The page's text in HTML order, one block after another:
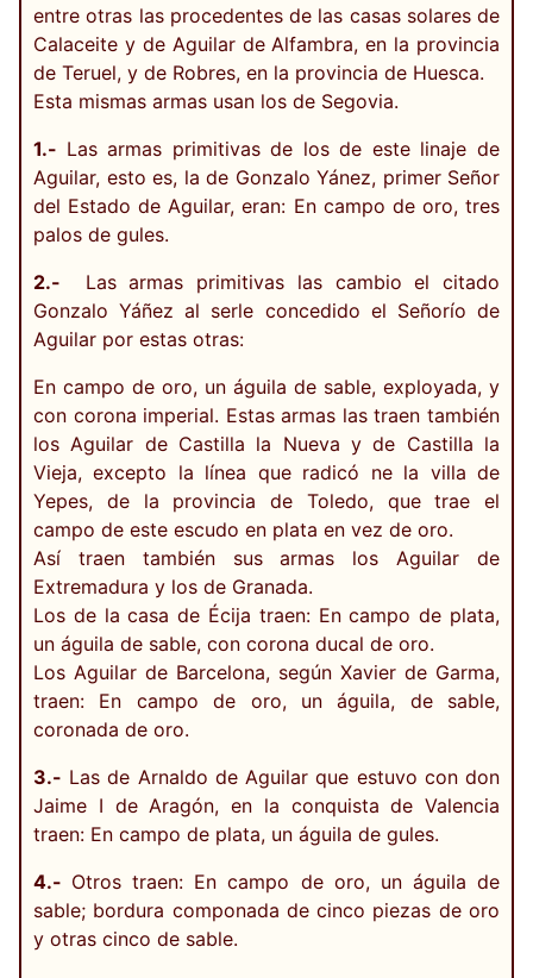
entre otras las procedentes de las casas solares de
Calaceite y de Aguilar de Alfambra, en la provincia
de Teruel, y de Robres, en la provincia de Huesca.
Esta mismas armas usan los de Segovia.
1.- Las armas primitivas de los de este linaje de
Aguilar, esto es, la de Gonzalo Yánez, primer Señor
del Estado de Aguilar, eran: En campo de oro, tres
palos de gules.
2.-
Las armas primitivas las cambio el citado
Gonzalo Yáñez al serle concedido el Señorío de
Aguilar por estas otras:
En campo de oro, un águila de sable, exployada, y
con corona imperial. Estas armas las traen también
los Aguilar de Castilla la Nueva y de Castilla la
Vieja, excepto la línea que radicó ne la villa de
Yepes, de la provincia de Toledo, que trae el
campo de este escudo en plata en vez de oro.
Así traen también sus armas los Aguilar de
Extremadura y los de Granada.
Los de la casa de Écija traen: En campo de plata,
un águila de sable, con corona ducal de oro.
Los Aguilar de Barcelona, según Xavier de Garma,
traen: En campo de oro, un águila, de sable,
coronada de oro.
3.- Las de Arnaldo de Aguilar que estuvo con don
Jaime I de Aragón, en la conquista de Valencia
traen: En campo de plata, un águila de gules.
4.- Otros traen: En campo de oro, un águila de
sable; bordura componada de cinco piezas de oro
y otras cinco de sable.